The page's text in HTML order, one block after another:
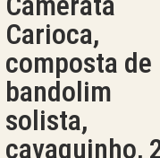
Carioca,
composta de
bandolim
solista,
cavaquinho,